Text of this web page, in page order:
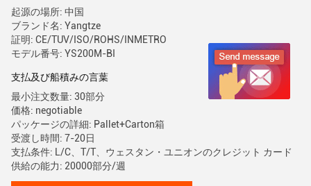
起源の場所: 中国
ブランド名: Yangtze
証明: CE/TUV/ISO/ROHS/INMETRO
モデル番号: YS200M-BI
支払及び船積みの言葉
最小注文数量: 30部分
価格: negotiable
パッケージの詳細: Pallet+Carton箱
受渡し時間: 7-20日
支払条件: L/C、T/T、ウェスタン・ユニオンのクレジット カード
供給の能力: 20000部分/週